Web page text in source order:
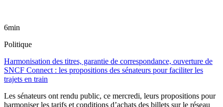
6min
Politique
Harmonisation des titres, garantie de correspondance, ouverture de
SNCF Connect : les propositions des sénateurs pour faciliter les
trajets en train
Les sénateurs ont rendu public, ce mercredi, leurs propositions pour
harmoniser les tarifs et conditions d’achats des billets sur le réseau